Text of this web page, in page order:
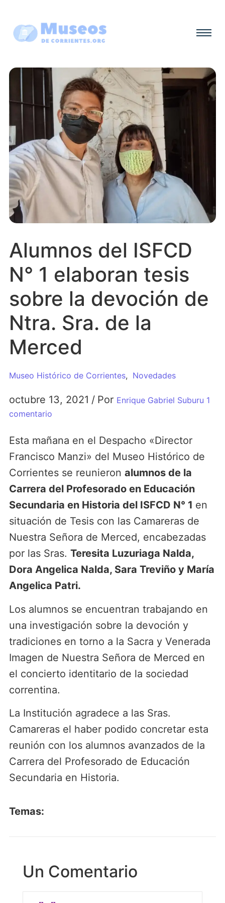
Alumnos del ISFCD
N° 1 elaboran tesis
sobre la devoción de
Ntra. Sra. de la
Merced
Museo Histórico de Corrientes, Novedades
octubre 13, 2021 / Por Enrique Gabriel Suburu 1
comentario
Esta mañana en el Despacho «Director
Francisco Manzi» del Museo Histórico de
Corrientes se reunieron alumnos de la
Carrera del Profesorado en Educación
Secundaria en Historia del ISFCD N° 1 en
situación de Tesis con las Camareras de
Nuestra Señora de Merced, encabezadas
por las Sras. Teresita Luzuriaga Nalda,
Dora Angelica Nalda, Sara Treviño y María
Angelica Patri.
Los alumnos se encuentran trabajando en
una investigación sobre la devoción y
tradiciones en torno a la Sacra y Venerada
Imagen de Nuestra Señora de Merced en
el concierto identitario de la sociedad
correntina.
La Institución agradece a las Sras.
Camareras el haber podido concretar esta
reunión con los alumnos avanzados de la
Carrera del Profesorado de Educación
Secundaria en Historia.
Temas:
Un Comentario